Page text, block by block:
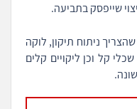
שייפסק בתביעה.
ניתוח תיקון, לוקה
קל וכן ליקויים קלים